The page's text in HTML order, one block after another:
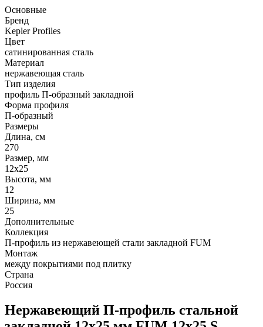
Основные
Бренд
Kepler Profiles
Цвет
сатинированная сталь
Материал
нержавеющая сталь
Тип изделия
профиль П-образный закладной
Форма профиля
П-образный
Размеры
Длина, см
270
Размер, мм
12х25
Высота, мм
12
Ширина, мм
25
Дополнительные
Коллекция
П-профиль из нержавеющей стали закладной FUM
Монтаж
между покрытиями под плитку
Страна
Россия
Нержавеющий П-профиль стальной